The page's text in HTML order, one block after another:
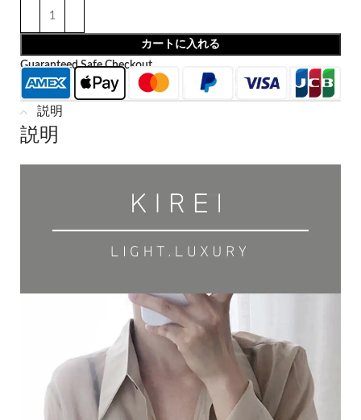
カートに入れる
Guaranteed Safe Checkout
説明
説明